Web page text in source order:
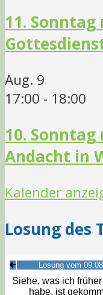
11.
Aug. 9
17:00 - 18:00
10.
Andacht in
Kalender
Losung des